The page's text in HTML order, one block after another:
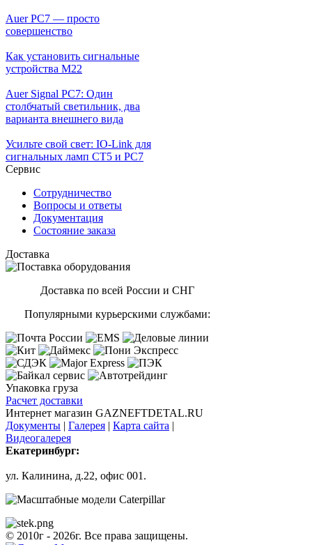
Auer PC7 — просто
совершенство
Как установить сигнальные
устройства М22
Auer Signal PC7: Один
столбчатый светильник, два
варианта внешнего вида
Усильте свой свет: IO-Link для
сигнальных ламп CT5 и PC7
Сервис
Сотрудничество
Вопросы и ответы
Документация
Состояние заказа
Доставка
Доставка по всей России и СНГ
Популярными курьерскими службами:
Упаковка груза
Расчет доставки
Интернет магазин GAZNEFTDETAL.RU
Документы | Галерея | Карта сайта |
Видеогалерея
Екатеринбург:
ул. Калинина, д.22, офис 001.
© 2010г - 2026г. Все права защищены.